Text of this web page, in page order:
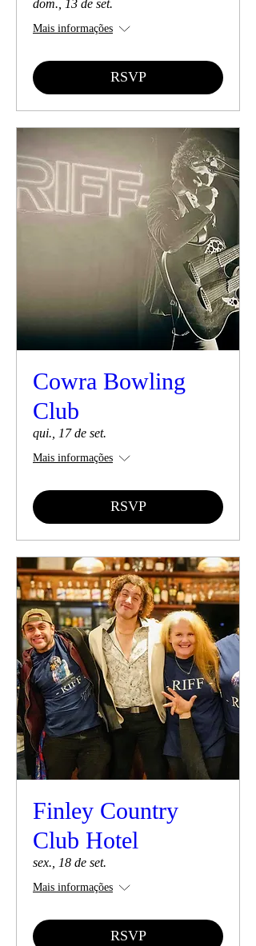
dom., 13 de set.
Mais informações
RSVP
Cowra Bowling
Club
qui., 17 de set.
Mais informações
RSVP
Finley Country
Club Hotel
sex., 18 de set.
Mais informações
RSVP